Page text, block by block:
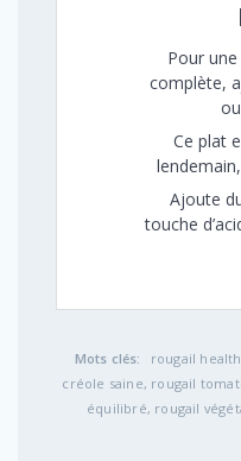
Pour
complète,
Ce plat
Ajoute
touche
Mots clés:
rougail
créole saine, rougail
équilibré, rougail